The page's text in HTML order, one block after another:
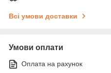
Всі умови доставки
Умови оплати
Оплата на рахунок